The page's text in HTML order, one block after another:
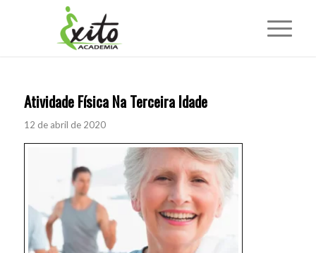
Atividade Física Na Terceira Idade
12 de abril de 2020